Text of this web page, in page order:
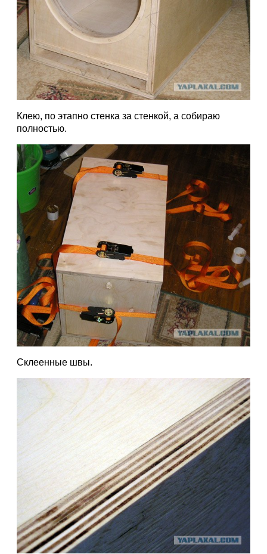
Клею, по этапно стенка за стенкой, а собираю
полностью.
Склеенные швы.